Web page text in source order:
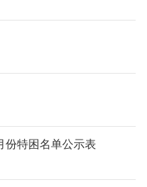
份特困名单公示表